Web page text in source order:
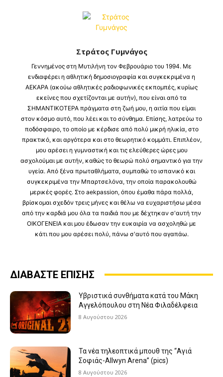
Στράτος Γυμνάγος
Γεννημένος στη Μυτιλήνη τον Φεβρουάριο του 1994. Με
ενδιαφέρει η αθλητική δημοσιογραφία και συγκεκριμένα η
ΑΕΚΑΡΑ (ακούω αθλητικές ραδιοφωνικές εκπομπές, κυρίως
εκείνες που σχετίζονται με αυτήν), που είναι από τα
ΣΗΜΑΝΤΙΚΟΤΕΡΑ πράγματα στη ζωή μου, η αιτία που είμαι
στον κόσμο αυτό, που λέει και το σύνθημα. Επίσης, λατρεύω το
ποδόσφαιρο, το οποίο με κέρδισε από πολύ μικρή ηλικία, στο
πρακτικό, και αργότερα και στο θεωρητικό κομμάτι. Επιπλέον,
μου αρέσει η γυμναστική και τις ελεύθερες ώρες μου
ασχολούμαι με αυτήν, καθώς το θεωρώ πολύ σημαντικό για την
υγεία. Από ξένα πρωταθλήματα, συμπαθώ το ισπανικό και
συγκεκριμένα την Μπαρτσελόνα, την οποία παρακολουθώ
μερικές φορές. Στο aekpassion, όπου έμαθα πάρα πολλά,
βρίσκομαι σχεδόν τρεις μήνες και θέλω να ευχαριστήσω μέσα
από την καρδιά μου όλα τα παιδιά που με δέχτηκαν σ'αυτή την
ΟΙΚΟΓΕΝΕΙΑ και μου έδωσαν την ευκαιρία να ασχοληθώ με
κάτι που μου αρέσει πολύ, πάνω σ'αυτό που αγαπάω.
ΔΙΑΒΑΣΤΕ ΕΠΙΣΗΣ
Υβριστικά συνθήματα κατά του Μάκη
Αγγελόπουλου στη Νέα Φιλαδέλφεια
8 Αυγούστου 2026
Τα νέα τηλεοπτικά μπουθ της “Αγιά
Σοφιάς-Allwyn Arena” (pics)
8 Αυγούστου 2026